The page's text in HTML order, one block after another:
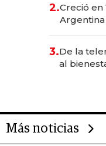
2.Creció
las
3.De la
al
Más noticias